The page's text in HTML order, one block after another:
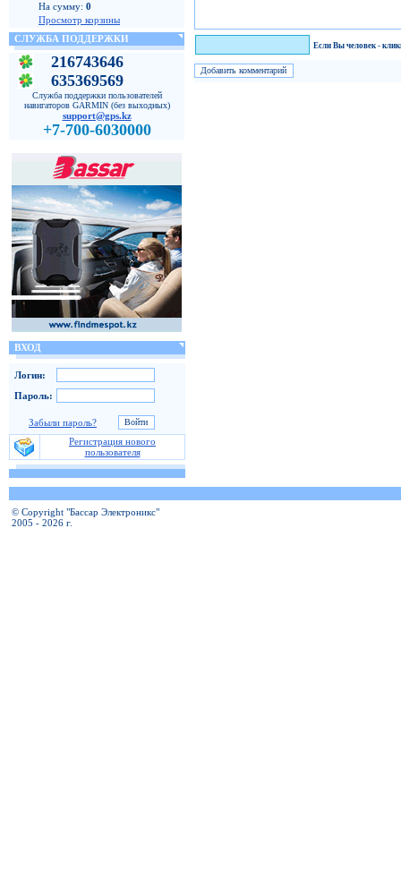
На сумму: 0
Просмотр корзины
СЛУЖБА ПОДДЕРЖКИ
216743646
635369569
Служба поддержки пользователей
навигаторов GARMIN (без выходных)
support@gps.kz
+7-700-6030000
ВХОД
Логин:
Пароль:
Забыли пароль?
Регистрация нового
пользователя
Если Вы человек -
© Copyright "Бассар Электроникс"
2005 - 2026 г.